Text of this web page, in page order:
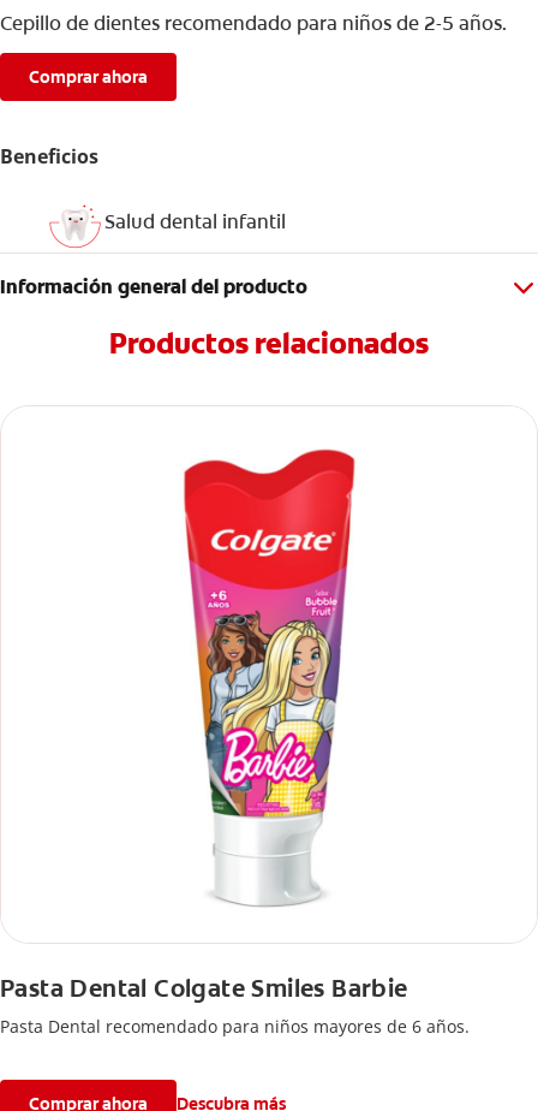
Cepillo de dientes recomendado para niños de 2-5 años.
Comprar ahora
Beneficios
Salud dental infantil
Información general del producto
Productos relacionados
Pasta Dental Colgate Smiles Barbie
Pasta Dental recomendado para niños mayores de 6 años.
Comprar ahora Descubra más